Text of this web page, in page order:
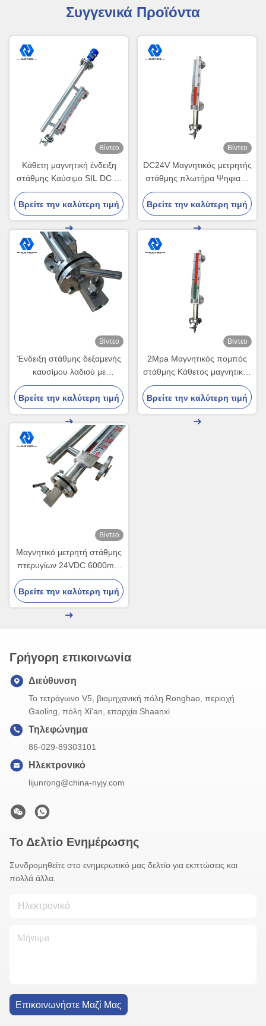
Συγγενικά Προϊόντα
Βίντεο
Κάθετη μαγνητική ένδειξη
στάθμης Καύσιμο SIL DC 4-
20 mA Ανοξείδωτος χάλυβας
Βρείτε την καλύτερη τιμή
Βίντεο
DC24V Μαγνητικός μετρητής
στάθμης πλωτήρα Ψηφιακή
έξοδος M20*1.5
Βρείτε την καλύτερη τιμή
Βίντεο
Ένδειξη στάθμης δεξαμενής
καυσίμου λαδιού με
υδραυλικό μαγνητικό πομπό
στάθμης 4-20 mA
Βρείτε την καλύτερη τιμή
Βίντεο
2Mpa Μαγνητικός πομπός
στάθμης Κάθετος μαγνητικός
μετρητής στάθμης τύπου
πλωτήρα
Βρείτε την καλύτερη τιμή
Βίντεο
Μαγνητικό μετρητή στάθμης
πτερυγίων 24VDC 6000mm
Σειρά NYUHZ-C
Βρείτε την καλύτερη τιμή
Γρήγορη επικοινωνία
Διεύθυνση
Το τετράγωνο V5, βιομηχανική πόλη Ronghao, περιοχή
Gaoling, πόλη Xi'an, επαρχία Shaanxi
Τηλεφώνημα
86-029-89303101
Ηλεκτρονικό
lijunrong@china-nyjy.com
Το Δελτίο Ενημέρωσης
Συνδρομηθείτε στο ενημερωτικό μας δελτίο για εκπτώσεις και
πολλά άλλα.
Επικοινωνήστε Μαζί Μας